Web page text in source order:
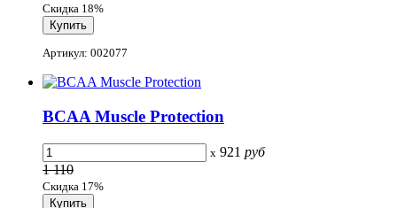
Скидка 18%
Артикул: 002077
BCAA Muscle Protection
x 921 руб
1 110
Скидка 17%